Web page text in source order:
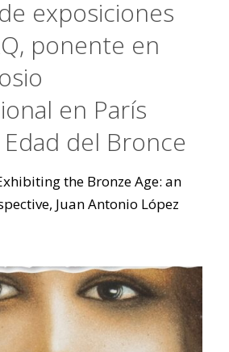
exposiciones
ponente en
en París
del Bronce
the Bronze Age: an
Juan Antonio López